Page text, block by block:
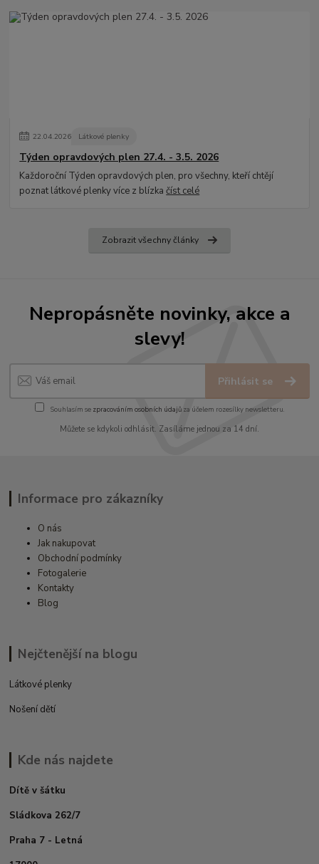
22.04.2026 Látkové plenky
Týden opravdových plen 27.4. - 3.5. 2026
Každoroční Týden opravdových plen, pro všechny, kteří chtějí
poznat látkové plenky více z blízkačíst celé
Zobrazit všechny články
Nepropásněte novinky, akce a
slevy!
Přihlásit se
Souhlasím se zpracováním osobních údajůza účelem rozesílky newsletteru.
Můžete se kdykoli odhlásit. Zasíláme jednou za 14 dní.
Informace pro zákazníky
O nás
Jak nakupovat
Obchodní podmínky
Fotogalerie
Kontakty
Blog
Nejčtenější na blogu
Látkové plenky
Nošení dětí
Kde nás najdete
Dítě v šátku
Sládkova 262/7
Praha 7 - Letná